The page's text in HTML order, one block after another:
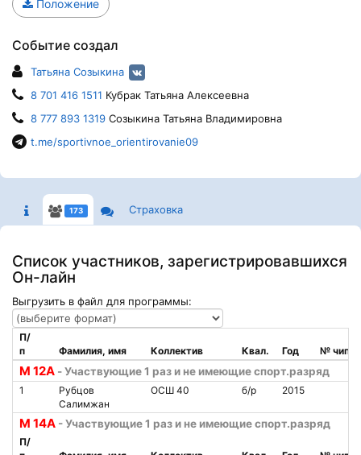
Положение
Событие создал
Татьяна Созыкина
8 701 416 1511 Кубрак Татьяна Алексеевна
8 777 893 1319 Созыкина Татьяна Владимировна
t.me/sportivnoe_orientirovanie09
173 Страховка
Список участников, зарегистрировавшихся
Он-лайн
Выгрузить в файл для программы:
M 12A - Участвующие 1 раз и не имеющие спорт.разряд
П/
п
Фамилия, имя Коллектив Квал. Год № чипа
1
Рубцов
Салимжан
ОСШ 40 б/р 2015
M 14А - Участвующие 1 раз и не имеющие спорт.разряд
П/